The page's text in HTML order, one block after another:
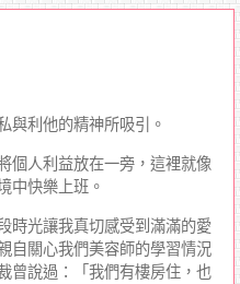
與利他的精神所吸引。
個人利益放在一旁，這裡就像
中快樂上班。
時光讓我真切感受到滿滿的愛
自關心我們美容師的學習情況
曾說過：「我們有樓房住，也